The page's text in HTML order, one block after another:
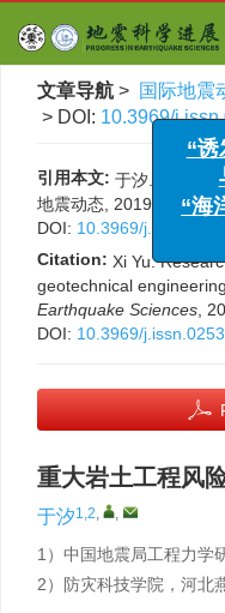
文章导航 > 国际地震
> DOI: 10.3969/
引用本文: 于汐. 重大岩
地震动态, 2019, (11):
DOI: 10.3969/
Citation: Xi Yu.
geotechnical
Earthquake Sciences ,
DOI: 10.3969/
重大岩土工程风
于汐1,2, ,
1）中国地震局工程力
2）防灾科技学院，河北
“
“海